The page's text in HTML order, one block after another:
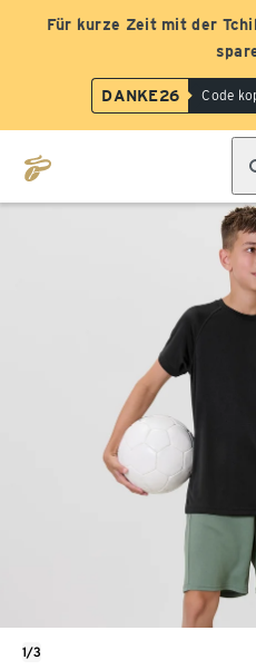
Für kurze Zeit mit der
DANKE26 Code
1/3